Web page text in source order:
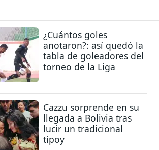
¿Cuántos goles
anotaron?: así quedó la
tabla de goleadores del
torneo de la Liga
Cazzu sorprende en su
llegada a Bolivia tras
lucir un tradicional
tipoy